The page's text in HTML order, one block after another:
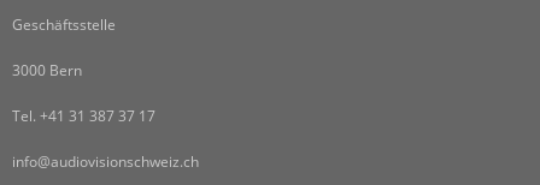
Geschäftsstelle
3000 Bern
Tel. +41 31 387 37 17
info@audiovisionschweiz.ch